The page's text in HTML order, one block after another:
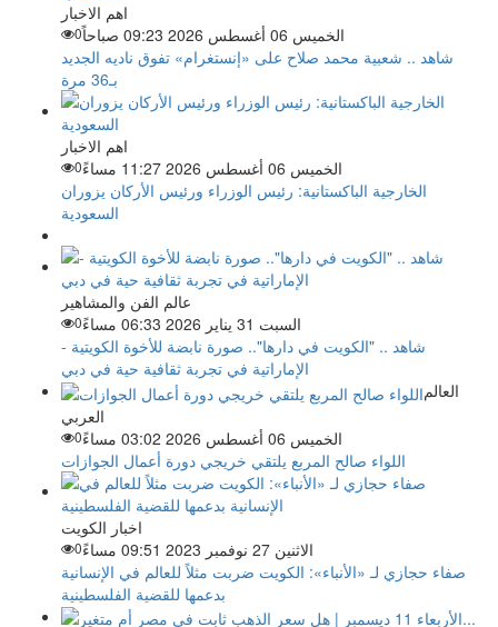
اهم الاخبار
الخميس 06 أغسطس 2026 09:23 صباحاً
0
شاهد .. شعبية محمد صلاح على «إنستغرام» تفوق ناديه الجديد
بـ36 مرة
اهم الاخبار
الخميس 06 أغسطس 2026 11:27 مساءً
0
الخارجية الباكستانية: رئيس الوزراء ورئيس الأركان يزوران
السعودية
عالم الفن والمشاهير
السبت 31 يناير 2026 06:33 مساءً
0
شاهد .. "الكويت في دارها".. صورة نابضة للأخوة الكويتية -
الإماراتية في تجربة ثقافية حية في دبي
العالم
العربي
الخميس 06 أغسطس 2026 03:02 مساءً
0
اللواء صالح المربع يلتقي خريجي دورة أعمال الجوازات
اخبار الكويت
الاثنين 27 نوفمبر 2023 09:51 مساءً
0
صفاء حجازي لـ «الأنباء»: الكويت ضربت مثلاً للعالم في الإنسانية
بدعمها للقضية الفلسطينية